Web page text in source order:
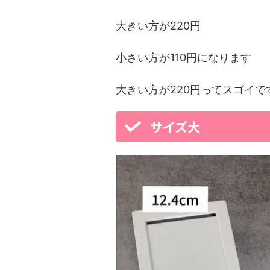
大きい方が220円
小さい方が110円になります
大きい方が220円ってスゴイで
サイズ大